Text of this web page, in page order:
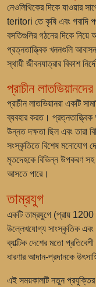
নেওলিথিকের দিকে যাওয়ার
teritori তে কৃষি এবং গবাদি
বসতিগুলির গঠনের দিকে নিয়ে
প্রত্নতাত্ত্বিক খননগুলি
স্থায়ী জীবনযাত্রার বিকাশ
প্রাচীন
প্রাচীন লাতভিয়ানরা একটি
ব্যবহার করত। প্রত্নতাত্ত্বিক
উন্নত দক্ষতা ছিল এবং তারা
সংস্কৃতিতে বিশেষ মনোযোগ
মৃতদেহকে বিভিন্ন উপকরণ সহ
আসতে পারে।
তাম্রযুগ
একটিতাম্রযুগে (প্রায় 1200
উল্লেখযোগ্য সাংস্কৃতিক এবং
ব্যাল্টিক দেশের মতো
ধারণার আদান-প্রদানকে
এই সময়কালটি নতুন প্রযুক্তির